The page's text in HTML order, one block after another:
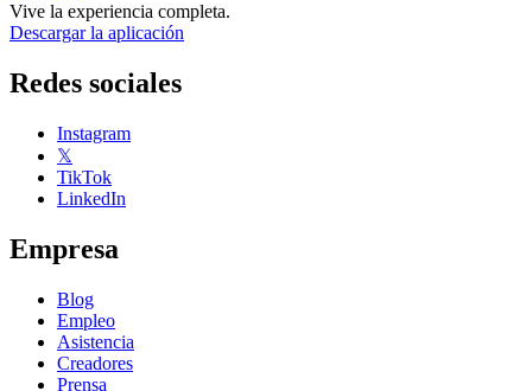
Vive la experiencia completa.
Descargar la aplicación
Redes sociales
Instagram
𝕏
TikTok
LinkedIn
Empresa
Blog
Empleo
Asistencia
Creadores
Prensa